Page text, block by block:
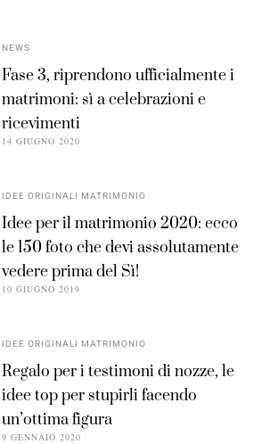
NEWS
Fase 3, riprendono ufficialmente i
matrimoni: sì a celebrazioni e
ricevimenti
14 GIUGNO 2020
IDEE ORIGINALI MATRIMONIO
Idee per il matrimonio 2020: ecco
le 150 foto che devi assolutamente
vedere prima del Sì!
10 GIUGNO 2019
IDEE ORIGINALI MATRIMONIO
Regalo per i testimoni di nozze, le
idee top per stupirli facendo
un’ottima figura
9 GENNAIO 2020